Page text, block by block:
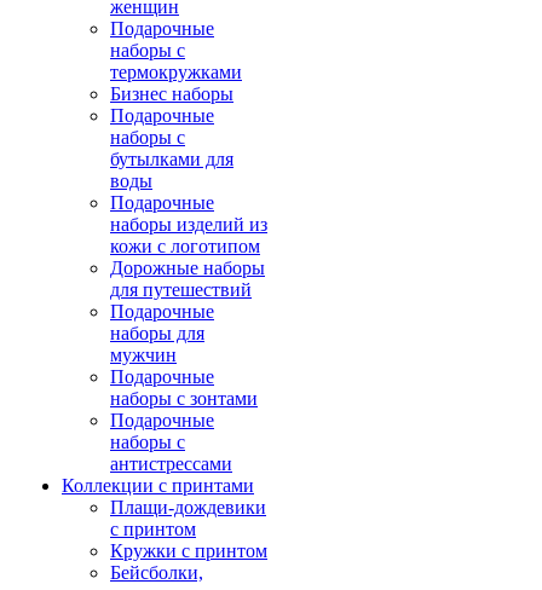
женщин
Подарочные
наборы с
термокружками
Бизнес наборы
Подарочные
наборы с
бутылками для
воды
Подарочные
наборы изделий из
кожи с логотипом
Дорожные наборы
для путешествий
Подарочные
наборы для
мужчин
Подарочные
наборы с зонтами
Подарочные
наборы с
антистрессами
Коллекции с принтами
Плащи-дождевики
с принтом
Кружки с принтом
Бейсболки,